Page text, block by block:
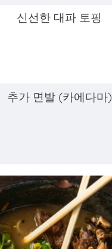
신선한 대파 토핑
추가 면발 (카에다마)